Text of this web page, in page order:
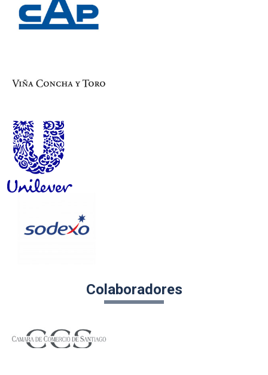
Colaboradores